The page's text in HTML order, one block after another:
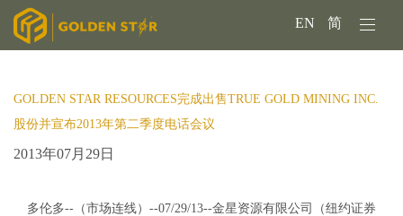
EN 简
GOLDEN STAR RESOURCES完成出售TRUE GOLD MINING INC.
股份并宣布2013年第二季度电话会议
2013年07月29日
多伦多--（市场连线）--07/29/13--金星资源有限公司（纽约证券